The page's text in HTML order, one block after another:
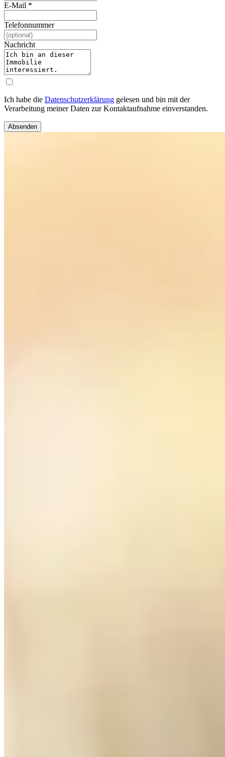
E-Mail *
Telefonnummer
Nachricht
Ich habe die Datenschutzerklärung gelesen und bin mit der
Verarbeitung meiner Daten zur Kontaktaufnahme einverstanden.
Absenden